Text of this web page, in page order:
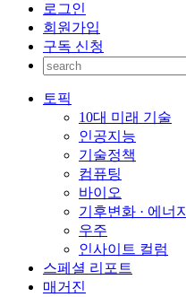
로그인
회원가입
구독 신청
토픽
10대 미래 기술
인공지능
기술정책
컴퓨팅
바이오
기후변화 · 에너지
우주
인사이트 컬럼
스페셜 리포트
매거진